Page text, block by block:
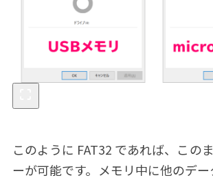
このように FAT32 であれば、この
ーが可能です。メモリ中に他のデ